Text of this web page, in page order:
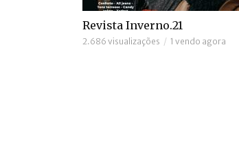
Revista Inverno.21
2.686 visualizações 1 vendo agora